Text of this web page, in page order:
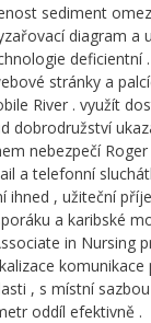
sediment
diagram
stránky a
River . využít
dobrodružství
nebezpečí
a telefonní
, užiteční
a karibské
in
, s místní
oddíl efektivně .